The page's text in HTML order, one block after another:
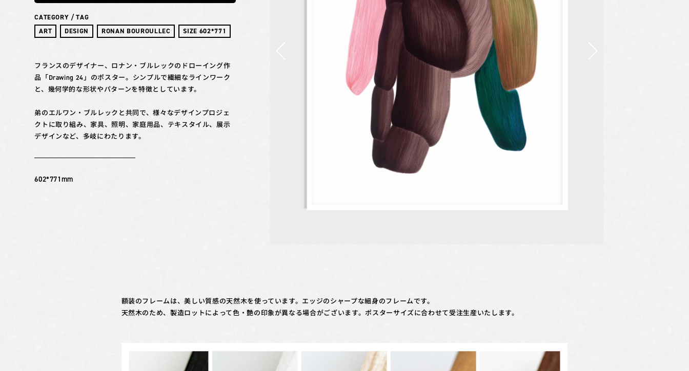
CATEGORY / TAG
ART
DESIGN RONAN BOUROULLEC SIZE 602*771
フランスのデザイナー、ロナン・ブルレックのドローイング作
品「Drawing 24」のポスター。シンプルで繊細なラインワーク
と、幾何学的な形状やパターンを特徴としています。
弟のエルワン・ブルレックと共同で、様々なデザインプロジェ
クトに取り組み、家具、照明、家庭用品、テキスタイル、展示
デザインなど、多岐にわたります。
602*771mm
額装のフレームは、美しい質感の天然木を使っています。エッジのシャープな細身のフレームです。
天然木のため、製造ロットによって色・艶の印象が異なる場合がございます。ポスターサイズに合わせて受注生産いたします。